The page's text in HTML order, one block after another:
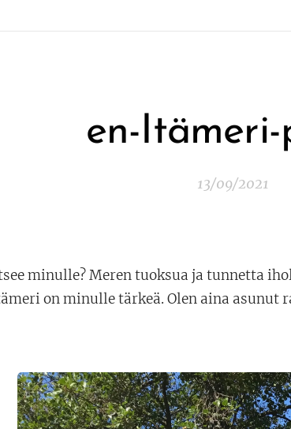
en-
13/09/2021
minulle? Meren tuoksua ja tunnetta
on minulle tärkeä. Olen aina asunut